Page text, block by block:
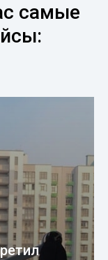
самые